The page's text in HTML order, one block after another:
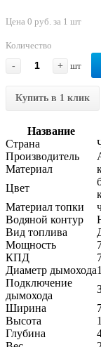
Цена 0 руб. за 1 шт
Количество
-
+ шт
Купить в 1 клик
Название
Страна
Производитель
Материал
Цвет
Материал топки
Водяной контур
Вид топлива
Мощность
КПД
Диаметр дымохода
Подключение
дымохода
Ширина
Высота
Глубина